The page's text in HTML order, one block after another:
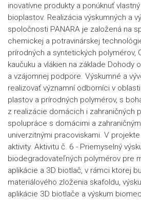
inovatívne produkty a ponúknuť
bioplastov. Realizácia výskumných a
spoločnosti PANARA je založená na
chemickej a potravinárskej
prírodných a syntetických polymérov,
kaučuku a vlákien na základe Dohody
a vzájomnej podpore. Výskumné a
realizovať významní odborníci v
plastov a prírodných polymérov, s
z realizácie domácich i zahraničných
spolupráce s domácimi a
univerzitnými pracoviskami. V
aktivity. Aktivitu č. 6 - Priemyselný
biodegradovateľných polymérov pre
aplikácie a 3D biotlač, v rámci ktorej
materiálového zloženia skafoldu,
aplikácie 3D biotlače a výskum